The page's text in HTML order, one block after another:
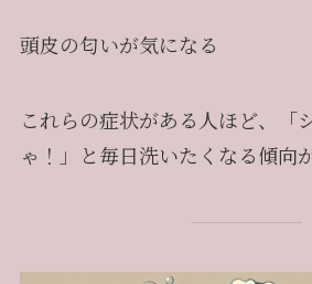
頭皮の匂いが気になる
これらの症状がある人ほど、「
ゃ！」と毎日洗いたくなる傾向